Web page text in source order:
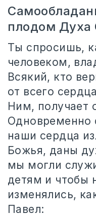
плодом Духа
Ты спросишь,
человеком,
Всякий, кто
от всего
Ним, получает
Одновременно
наши сердца
Божья, даны
мы могли
детям и чтобы
изменялись,
Павел: